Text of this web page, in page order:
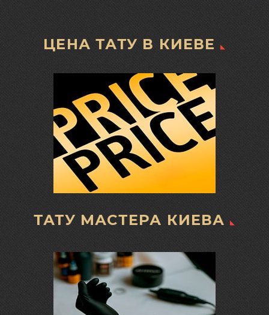
ЦЕНА ТАТУ В КИЕВЕ
ТАТУ МАСТЕРА КИЕВА